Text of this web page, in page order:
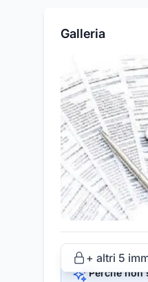
Galleria
+ altri 5
Perché non